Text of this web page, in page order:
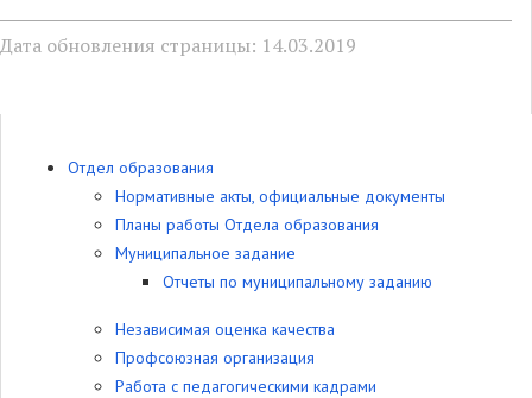
Дата обновления страницы: 14.03.2019
Отдел образования
Нормативные акты, официальные документы
Планы работы Отдела образования
Муниципальное задание
Отчеты по муниципальному заданию
Независимая оценка качества
Профсоюзная организация
Работа с педагогическими кадрами